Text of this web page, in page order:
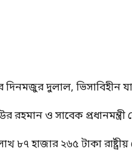
দুলাল, ভিসাবিহীন
রহমান ও সাবেক
৮৭ হাজার ২৬৫ টাকা